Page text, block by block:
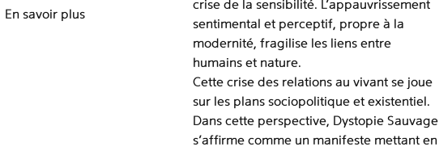
En savoir plus
crise de la sensibilité. L’appauvrissement
sentimental et perceptif, propre à la
modernité, fragilise les liens entre
humains et nature.
Cette crise des relations au vivant se joue
sur les plans sociopolitique et existentiel.
Dans cette perspective, Dystopie Sauvage
s’affirme comme un manifeste mettant en